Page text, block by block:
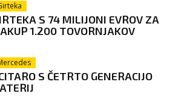
S 74 MILIJONI EVROV ZA
1.200 TOVORNJAKOV
S ČETRTO GENERACIJO